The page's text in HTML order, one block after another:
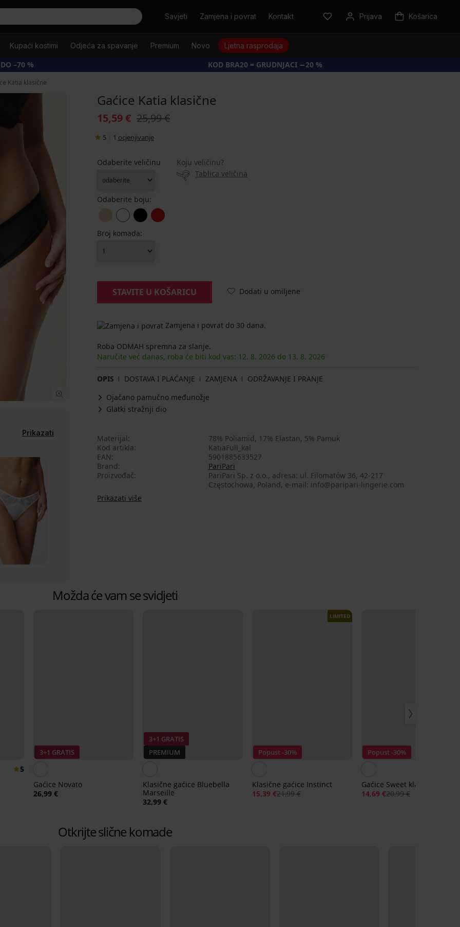
TražitiSavjeti Zamjena i povrat Kontakt Prijava Košarica
Kupaći kostimi Odjeća za spavanje Premium Novo Ljetna rasprodaja
–70 % KOD BRA20 = GRUDNJACI −20 %
Katia klasične
Prikazati
Gaćice Katia klasične
15,59 € 25,99 €
5 1 ocjenjivanje
Odaberite veličinu
Koju veličinu?
Tablica veličina
Odaberite boju:
Broj komada:
STAVITE U KOŠARICU Dodati u omiljene
Zamjena i povrat do 30 dana.
Roba ODMAH spremna za slanje.
Naručite već danas, roba će biti kod vas: 12. 8. 2026 do 13. 8. 2026
OPIS DOSTAVA I PLAĆANJE ZAMJENA
ODRŽAVANJE I PRANJE
Ojačano pamučno međunožje
Glatki stražnji dio
Materijal
78% Poliamid, 17% Elastan, 5% Pamuk
Kod artikla
KatiaFull_kal
EAN
5901885633527
Brand
PariPari
Proizvođač
PariPari Sp. z o.o., adresa: ul. Filomatów 36, 42-217
Częstochowa, Poland, e-mail: info@paripari-lingerie.com
Prikazati više
Možda će vam se svidjeti
5
3+1 GRATIS
Gaćice Novato
26,99 €
3+1 GRATIS
PREMIUM
Klasične gaćice Bluebella
Marseille
32,99 €
Popust -30%
LIMITED
Klasične gaćice Instinct
15,39 €21,99 €
Popust -30%
Gaćice Sweet klasične
14,69 €20,99 €
Otkrijte slične komade